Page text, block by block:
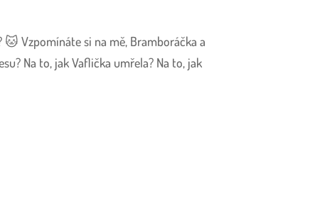
Vzpomínáte si na mě, Bramboráčka a
Na to, jak Vaflička umřela? Na to, jak